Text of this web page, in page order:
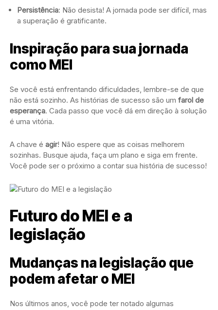
Persistência: Não desista! A jornada pode ser difícil, mas
a superação é gratificante.
Inspiração para sua jornada
como MEI
Se você está enfrentando dificuldades, lembre-se de que
não está sozinho. As histórias de sucesso são um farol de
esperança. Cada passo que você dá em direção à solução
é uma vitória.
A chave é agir! Não espere que as coisas melhorem
sozinhas. Busque ajuda, faça um plano e siga em frente.
Você pode ser o próximo a contar sua história de sucesso!
Futuro do MEI e a
legislação
Mudanças na legislação que
podem afetar o MEI
Nos últimos anos, você pode ter notado algumas